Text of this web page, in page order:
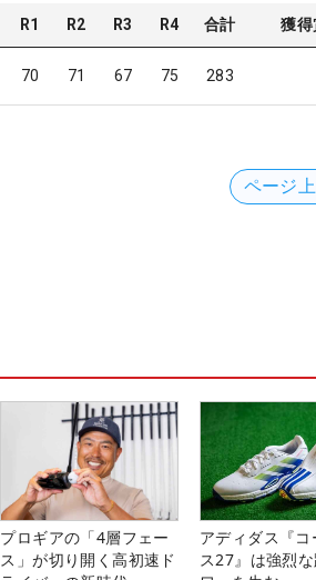
R1 R2 R3 R4 合計 獲得
70 71 67 75 283
ページ
プロギアの「4層フェー
ス」が切り開く高初速ド
アディダス『
ス27』は強烈